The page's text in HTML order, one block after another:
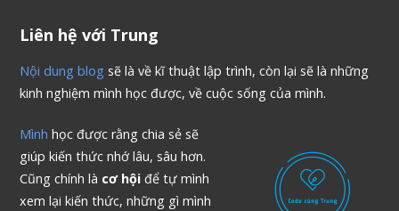
Liên hệ với Trung
Nội dung blog sẽ là về kĩ thuật lập trình, còn lại sẽ là những
kinh nghiệm mình học được, về cuộc sống của mình.
Mình học được rằng chia sẻ sẽ
giúp kiến thức nhớ lâu, sâu hơn.
Cũng chính là cơ hội để tự mình
xem lại kiến thức, những gì mình